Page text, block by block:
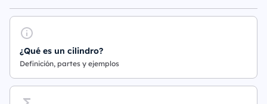
¿Qué es un cilindro?
Definición, partes y ejemplos